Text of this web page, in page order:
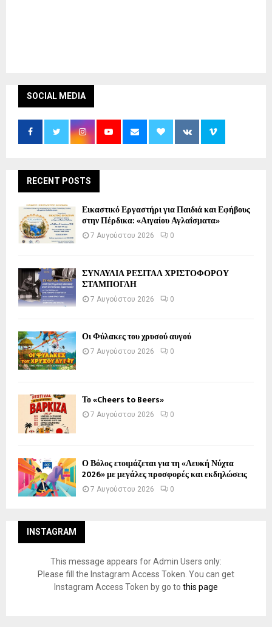
SOCIAL MEDIA
RECENT POSTS
Εικαστικό Εργαστήρι για Παιδιά και Εφήβους
στην Πέρδικα: «Αιγαίου Αγλαΐσματα»
7 Αυγούστου 2026 0
ΣΥΝΑΥΛΙΑ ΡΕΣΙΤΑΛ ΧΡΙΣΤΟΦΟΡΟΥ
ΣΤΑΜΠΟΓΛΗ
7 Αυγούστου 2026 0
Οι Φύλακες του χρυσού αυγού
7 Αυγούστου 2026 0
Το «Cheers to Beers»
7 Αυγούστου 2026 0
Ο Βόλος ετοιμάζεται για τη «Λευκή Νύχτα
2026» με μεγάλες προσφορές και εκδηλώσεις
7 Αυγούστου 2026 0
INSTAGRAM
This message appears for Admin Users only:
Please fill the Instagram Access Token. You can get
Instagram Access Token by go to this page